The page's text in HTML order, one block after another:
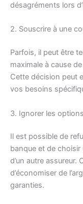
désagréments lors
2. Souscrire à une
Parfois, il peut être
maximale à cause
Cette décision peut
vos besoins
3. Ignorer les
Il est possible de
banque et de choisir
d’un autre
d’économiser de
garanties.